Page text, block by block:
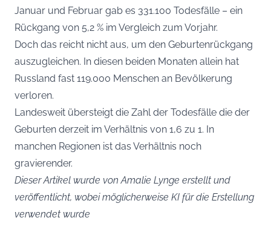
Januar und Februar gab es 331.100 Todesfälle – ein
Rückgang von 5,2 % im Vergleich zum Vorjahr.
Doch das reicht nicht aus, um den Geburtenrückgang
auszugleichen. In diesen beiden Monaten allein hat
Russland fast 119.000 Menschen an Bevölkerung
verloren.
Landesweit übersteigt die Zahl der Todesfälle die der
Geburten derzeit im Verhältnis von 1,6 zu 1. In
manchen Regionen ist das Verhältnis noch
gravierender.
Dieser Artikel wurde von Amalie Lynge erstellt und
veröffentlicht, wobei möglicherweise KI für die Erstellung
verwendet wurde